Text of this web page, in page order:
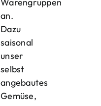
an.
Dazu
saisonal
unser
selbst
angebautes
Gemüse,